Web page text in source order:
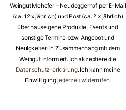
Weingut Mehofer – Neudeggerhof per E-Mail
(ca. 12 x jährlich) und Post (ca. 2 x jährlich)
über hauseigene Produkte, Events und
sonstige Termine bzw. Angebot und
Neuigkeiten in Zusammenhang mit dem
Weingut informiert. Ich akzeptiere die
Datenschutz-erklärung. Ich kann meine
Einwilligungjederzeit widerrufen.